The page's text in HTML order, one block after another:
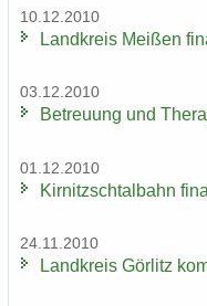
10.12.2010
Land­kreis Mei­ßen
03.12.2010
Be­treu­ung und
01.12.2010
Kir­nitzsch­tal­bahn
24.11.2010
Land­kreis Gör­litz